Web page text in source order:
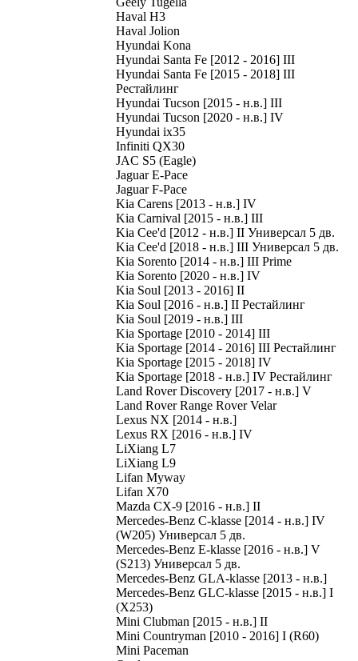
Haval H3
Haval Jolion
Hyundai Kona
Hyundai Santa Fe [2012 - 2016] III
Hyundai Santa Fe [2015 - 2018] III
Рестайлинг
Hyundai Tucson [2015 - н.в.] III
Hyundai Tucson [2020 - н.в.] IV
Hyundai ix35
Infiniti QX30
JAC S5 (Eagle)
Jaguar E-Pace
Jaguar F-Pace
Kia Carens [2013 - н.в.] IV
Kia Carnival [2015 - н.в.] III
Kia Cee'd [2012 - н.в.] II Универсал 5 дв.
Kia Cee'd [2018 - н.в.] III Универсал 5 дв.
Kia Sorento [2014 - н.в.] III Prime
Kia Sorento [2020 - н.в.] IV
Kia Soul [2013 - 2016] II
Kia Soul [2016 - н.в.] II Рестайлинг
Kia Soul [2019 - н.в.] III
Kia Sportage [2010 - 2014] III
Kia Sportage [2014 - 2016] III Рестайлинг
Kia Sportage [2015 - 2018] IV
Kia Sportage [2018 - н.в.] IV Рестайлинг
Land Rover Discovery [2017 - н.в.] V
Land Rover Range Rover Velar
Lexus NX [2014 - н.в.]
Lexus RX [2016 - н.в.] IV
LiXiang L7
LiXiang L9
Lifan Myway
Lifan X70
Mazda CX-9 [2016 - н.в.] II
Mercedes-Benz C-klasse [2014 - н.в.] IV
(W205) Универсал 5 дв.
Mercedes-Benz E-klasse [2016 - н.в.] V
(S213) Универсал 5 дв.
Mercedes-Benz GLA-klasse [2013 - н.в.]
Mercedes-Benz GLC-klasse [2015 - н.в.] I
(X253)
Mini Clubman [2015 - н.в.] II
Mini Countryman [2010 - 2016] I (R60)
Mini Paceman